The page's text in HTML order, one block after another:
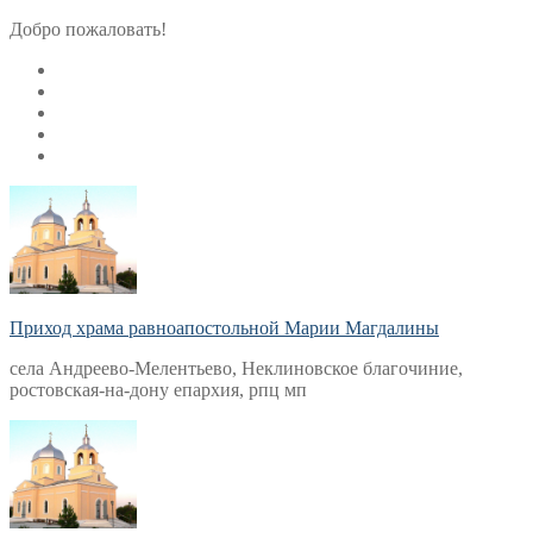
Перейти
содержимому
Меню
Закрыть
Добро пожаловать!
Приход храма равноапостольной Марии Магдалины
села Андреево-Мелентьево, Неклиновское благочиние,
ростовская-на-дону епархия, рпц мп